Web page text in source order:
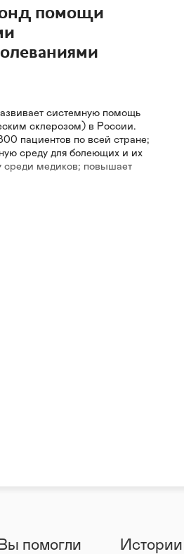
помощи
системную помощь
склерозом) в России.
пациентов по всей стране;
среду для болеющих и их
среди медиков; повышает
Вы помогли Истории